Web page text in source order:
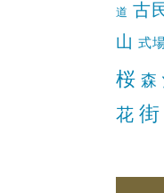
道 古
山 式
桜 森
花 街